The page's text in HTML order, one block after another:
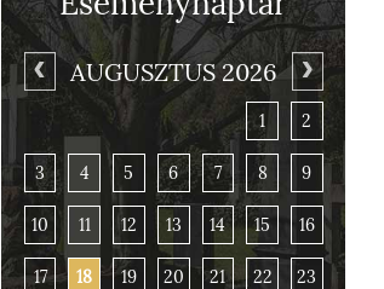
AUGUSZTUS 2026
1 2
3 4 5 6 7 8 9
10 11 12 13 14 15 16
17 18 19 20 21 22 23